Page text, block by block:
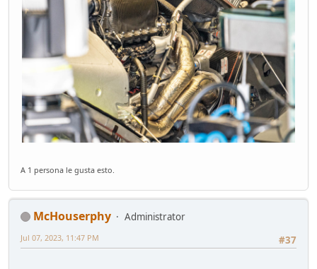
A 1 persona le gusta esto.
McHouserphy
Administrator
#37
Jul 07, 2023, 11:47 PM